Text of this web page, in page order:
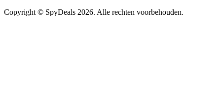
Copyright © SpyDeals 2026. Alle rechten voorbehouden.